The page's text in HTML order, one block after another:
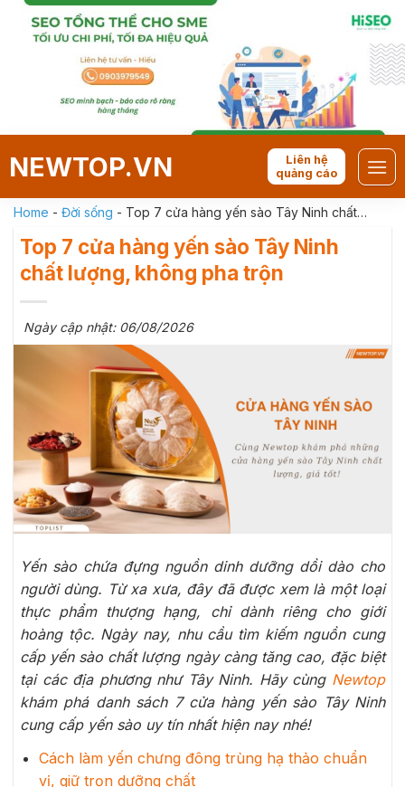
Skip
NEWTOP.VN
Liên hệ
quảng cáo
Home - Đời sống - Top 7 cửa hàng yến sào Tây Ninh chất
Top 7 cửa hàng yến sào Tây Ninh
chất lượng, không pha trộn
Ngày cập nhật: 06/08/2026
Yến sào chứa đựng nguồn dinh dưỡng dồi dào cho
người dùng. Từ xa xưa, đây đã được xem là một loại
thực phẩm thượng hạng, chỉ dành riêng cho giới
hoàng tộc. Ngày nay, nhu cầu tìm kiếm nguồn cung
cấp yến sào chất lượng ngày càng tăng cao, đặc biệt
tại các địa phương như Tây Ninh. Hãy cùng Newtop
khám phá danh sách 7 cửa hàng yến sào Tây Ninh
cung cấp yến sào uy tín nhất hiện nay nhé!
Cách làm yến chưng đông trùng hạ thảo chuẩn
vị, giữ trọn dưỡng chất